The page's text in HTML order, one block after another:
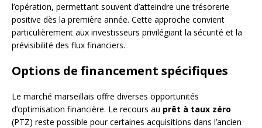
l’opération, permettant souvent d’atteindre une trésorerie
positive dès la première année. Cette approche convient
particulièrement aux investisseurs privilégiant la sécurité et la
prévisibilité des flux financiers.
Options de financement spécifiques
Le marché marseillais offre diverses opportunités
d’optimisation financière. Le recours au prêt à taux zéro
(PTZ) reste possible pour certaines acquisitions dans l’ancien